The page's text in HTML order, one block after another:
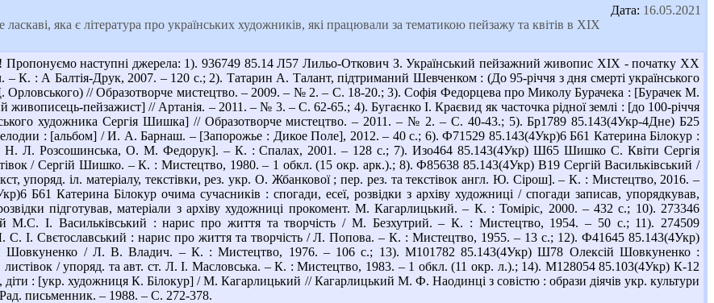
Дата: 16.05.2021
ласкаві, яка є література про українських художників, які працювали за тематикою пейзажу та квітів в XIX
Пропонуємо наступні джерела: 1). 936749 85.14 Л57 Лильо-Откович З. Український пейзажний живопис XIX - початку XX
– К. : А Балтія-Друк, 2007. – 120 с.; 2). Татарин А. Талант, підтриманий Шевченком : (До 95-річчя з дня смерті українського
Орловського) // Образотворче мистецтво. – 2009. – № 2. – С. 18-20.; 3). Софія Федорцева про Миколу Бурачека : [Бурачек М.
живописець-пейзажист] // Артанія. – 2011. – № 3. – С. 62-65.; 4). Бугаєнко І. Краєвид як часточка рідної землі : [до 100-річчя
художника Сергія Шишка] // Образотворче мистецтво. – 2011. – № 2. – С. 40-43.; 5). Бр1789 85.143(4Укр-4Дне) Б25
: [альбом] / И. А. Барнаш. – [Запорожье : Дикое Поле], 2012. – 40 с.; 6). Ф71529 85.143(4Укр)6 Б61 Катерина Білокур :
Н. Л. Розсошинська, О. М. Федорук]. – К. : Спалах, 2001. – 128 с.; 7). Изо464 85.143(4Укр) Ш65 Шишко С. Квіти Сергія
/ Сергій Шишко. – К. : Мистецтво, 1980. – 1 обкл. (15 окр. арк.).; 8). Ф85638 85.143(4Укр) В19 Сергій Васильківський /
упоряд. іл. матеріалу, текстівки, рез. укр. О. Жбанкової ; пер. рез. та текстівок англ. Ю. Сірош]. – К. : Мистецтво, 2016. –
Б61 Катерина Білокур очима сучасників : спогади, есеї, розвідки з архіву художниці / спогади записав, упорядкував,
підготував, матеріали з архіву художниці прокомент. М. Кагарлицький. – К. : Томіріс, 2000. – 432 с.; 10). 273346
М.С. І. Васильківський : нарис про життя та творчість / М. Безхутрий. – К. : Мистецтво, 1954. – 50 с.; 11). 274509
І. Свєтославський : нарис про життя та творчість / Л. Попова. – К. : Мистецтво, 1955. – 13 с.; 12). Ф41645 85.143(4Укр)
/ Л. В. Владич. – К. : Мистецтво, 1976. – 106 с.; 13). М101782 85.143(4Укр) Ш78 Олексій Шовкуненко :
/ упоряд. та авт. ст. Л. І. Масловська. – К. : Мистецтво, 1983. – 1 обкл. (11 окр. л.).; 14). М128054 85.103(4Укр) К-12
: [укр. художниця К. Білокур] / М. Кагарлицький // Кагарлицький М. Ф. Наодинці з совістю : образи діячів укр. культури
письменник. – 1988. – С. 272-378.